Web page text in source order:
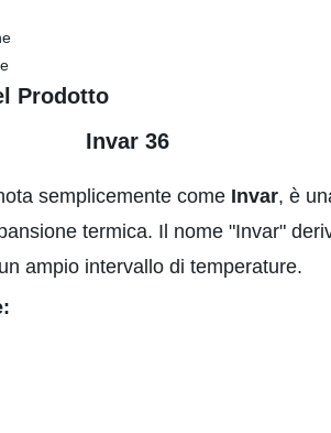
Prodotto
Invar 36
semplicemente comeInvar, è
termica. Il nome "Invar"
ampio intervallo di temperature.